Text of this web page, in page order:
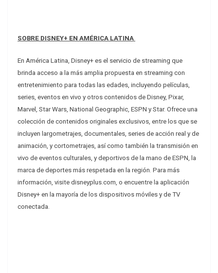
SOBRE DISNEY+ EN AMÉRICA LATINA
En América Latina, Disney+ es el servicio de streaming que
brinda acceso a la más amplia propuesta en streaming con
entretenimiento para todas las edades, incluyendo películas,
series, eventos en vivo y otros contenidos de Disney, Pixar,
Marvel, Star Wars, National Geographic, ESPN y Star. Ofrece una
colección de contenidos originales exclusivos, entre los que se
incluyen largometrajes, documentales, series de acción real y de
animación, y cortometrajes, así como también la transmisión en
vivo de eventos culturales, y deportivos de la mano de ESPN, la
marca de deportes más respetada en la región. Para más
información, visite disneyplus.com, o encuentre la aplicación
Disney+ en la mayoría de los dispositivos móviles y de TV
conectada.